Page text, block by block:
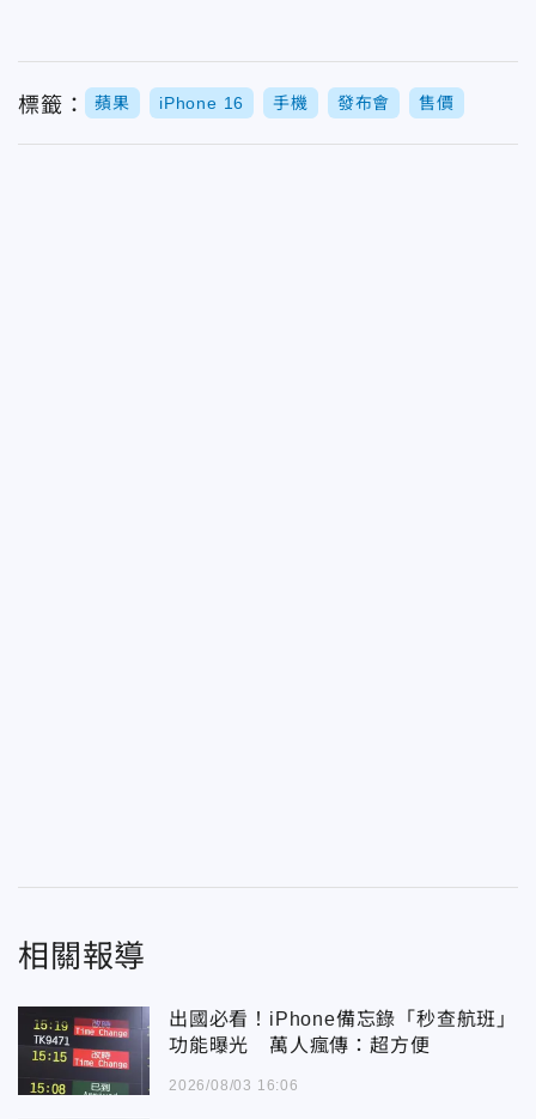
標籤： 蘋果 iPhone 16 手機 發布會 售價
相關報導
出國必看！iPhone備忘錄「秒查航班」
功能曝光 萬人瘋傳：超方便
2026/08/03 16:06